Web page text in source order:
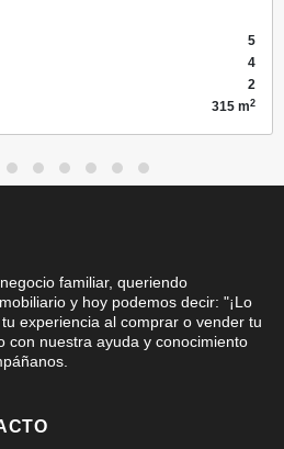
5
4
2
315 m2
familiar, queriendo
y hoy podemos decir: "¡Lo
experiencia al comprar o vender tu
con nuestra ayuda y conocimiento